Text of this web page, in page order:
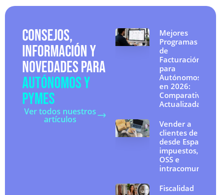
CONSEJOS,
INFORMACIÓN Y
NOVEDADES PARA
AUTÓNOMOS Y
PYMES
Ver todos nuestros
artículos
Mejores
Programas
de
Facturación
para
Autónomos
en 2026:
Comparativa
Actualizada
Vender a
clientes de la UE
desde España:
impuestos, IVA
OSS e
intracomunitario
Fiscalidad